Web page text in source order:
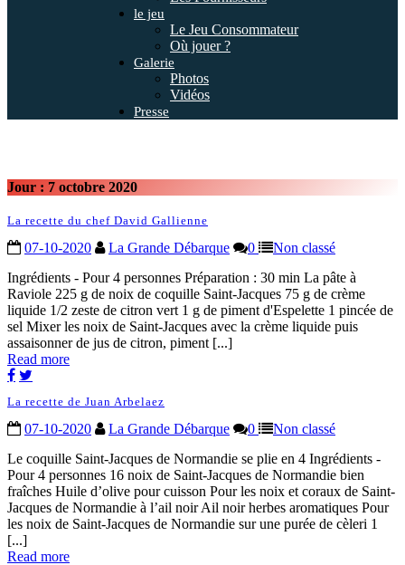
le jeu
Le Jeu Consommateur
Où jouer ?
Galerie
Photos
Vidéos
Presse
Jour : 7 octobre 2020
La recette du chef David Gallienne
07-10-2020 La Grande Débarque 0
Non classé
Ingrédients - Pour 4 personnes Préparation : 30 min La pâte à
Raviole 225 g de noix de coquille Saint-Jacques 75 g de crème
liquide 1/2 zeste de citron vert 1 g de piment d'Espelette 1 pincée de
sel Mixer les noix de Saint-Jacques avec la crème liquide puis
assaisonner de jus de citron, piment [...]
Read more
La recette de Juan Arbelaez
07-10-2020 La Grande Débarque 0
Non classé
Le coquille Saint-Jacques de Normandie se plie en 4 Ingrédients -
Pour 4 personnes 16 noix de Saint-Jacques de Normandie bien
fraîches Huile d’olive pour cuisson Pour les noix et coraux de Saint-
Jacques de Normandie à l’ail noir Ail noir herbes aromatiques Pour
les noix de Saint-Jacques de Normandie sur une purée de cèleri 1
[...]
Read more